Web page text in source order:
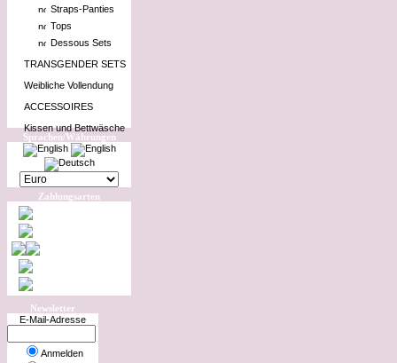
Straps-Panties
Tops
Dessous Sets
TRANSGENDER SETS
Weibliche Vollendung
ACCESSOIRES
Kissen und Bettwäsche
Sprachen/Währungen
Zahlungsarten
Newsletter
E-Mail-Adresse
Anmelden